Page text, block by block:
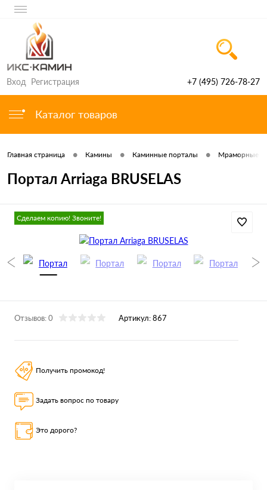
Вход Регистрация +7 (495) 726-78-27
Каталог товаров
Главная страница • Камины • Каминные порталы • Мраморные
Портал Arriaga BRUSELAS
Сделаем копию! Звоните!
Отзывов: 0 Артикул:867
Получить промокод!
Задать вопрос по товару
Это дорого?